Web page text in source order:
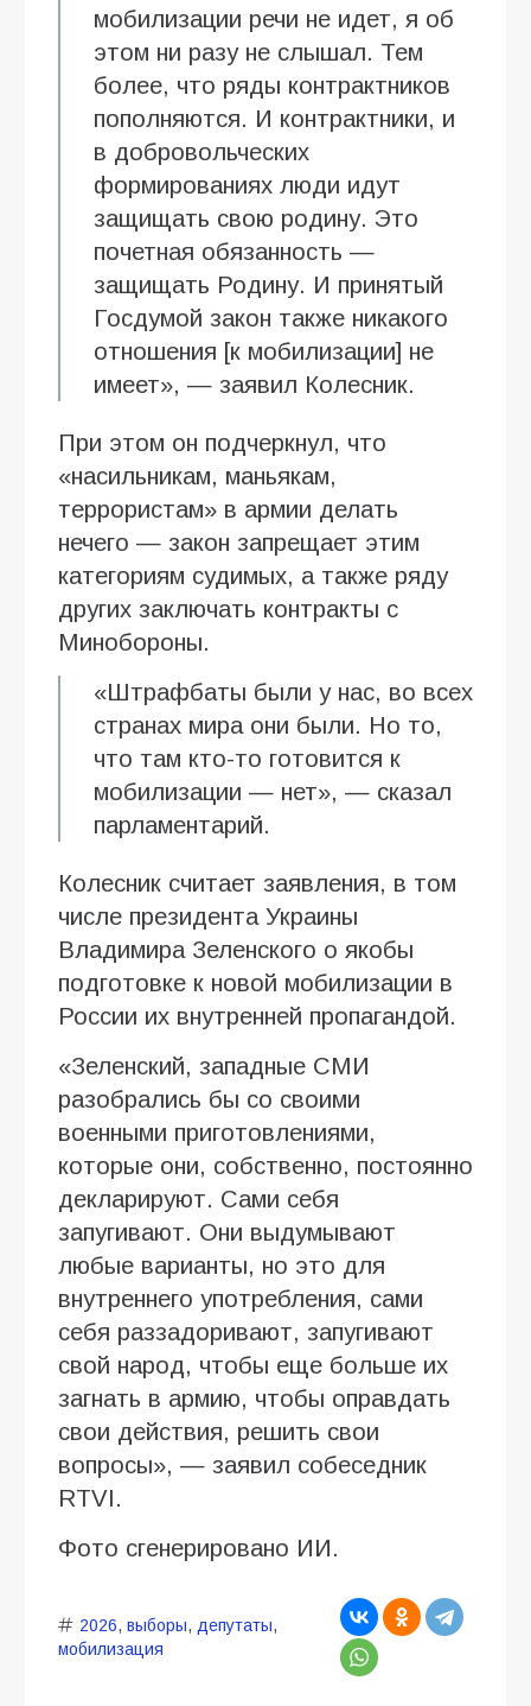
мобилизации речи не идет, я об
этом ни разу не слышал. Тем
более, что ряды контрактников
пополняются. И контрактники, и
в добровольческих
формированиях люди идут
защищать свою родину. Это
почетная обязанность —
защищать Родину. И принятый
Госдумой закон также никакого
отношения [к мобилизации] не
имеет», — заявил Колесник.
При этом он подчеркнул, что
«насильникам, маньякам,
террористам» в армии делать
нечего — закон запрещает этим
категориям судимых, а также ряду
других заключать контракты с
Минобороны.
«Штрафбаты были у нас, во всех
странах мира они были. Но то,
что там кто-то готовится к
мобилизации — нет», — сказал
парламентарий.
Колесник считает заявления, в том
числе президента Украины
Владимира Зеленского о якобы
подготовке к новой мобилизации в
России их внутренней пропагандой.
«Зеленский, западные СМИ
разобрались бы со своими
военными приготовлениями,
которые они, собственно, постоянно
декларируют. Сами себя
запугивают. Они выдумывают
любые варианты, но это для
внутреннего употребления, сами
себя раззадоривают, запугивают
свой народ, чтобы еще больше их
загнать в армию, чтобы оправдать
свои действия, решить свои
вопросы», — заявил собеседник
RTVI.
Фото сгенерировано ИИ.
2026, выборы, депутаты,
мобилизация